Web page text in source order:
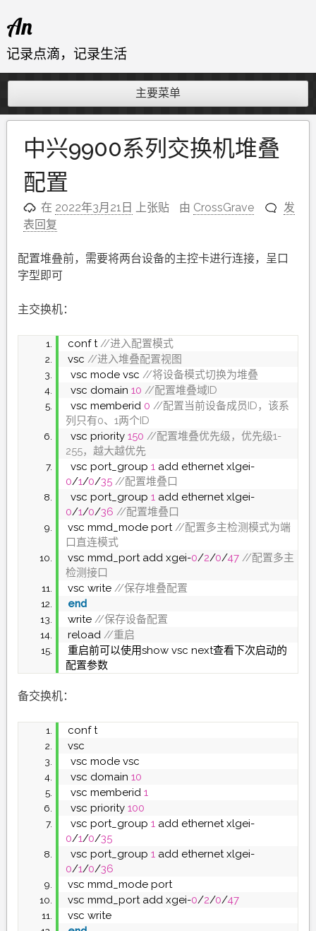
至
内
An
记录点滴，记录生活
主要菜单
中兴9900系列交换机堆叠
配置
在 2022年3月21日 上张贴 由 CrossGrave
发
表回复
配置堆叠前，需要将两台设备的主控卡进行连接，呈口
字型即可
主交换机：
conf t //进入配置模式
vsc //进入堆叠配置视图
vsc mode vsc //将设备模式切换为堆叠
vsc domain 10 //配置堆叠域ID
vsc memberid 0 //配置当前设备成员ID，该系
列只有0、1两个ID
vsc priority 150 //配置堆叠优先级，优先级1-
255，越大越优先
vsc port_group 1 add ethernet xlgei-
0/1/0/35 //配置堆叠口
vsc port_group 1 add ethernet xlgei-
0/1/0/36 //配置堆叠口
vsc mmd_mode port //配置多主检测模式为端
口直连模式
vsc mmd_port add xgei-0/2/0/47 //配置多主
检测接口
vsc write //保存堆叠配置
end
write //保存设备配置
reload //重启
重启前可以使用show vsc next查看下次启动的
配置参数
备交换机：
conf t
vsc
vsc mode vsc
vsc domain 10
vsc memberid 1
vsc priority 100
vsc port_group 1 add ethernet xlgei-
0/1/0/35
vsc port_group 1 add ethernet xlgei-
0/1/0/36
vsc mmd_mode port
vsc mmd_port add xgei-0/2/0/47
vsc write